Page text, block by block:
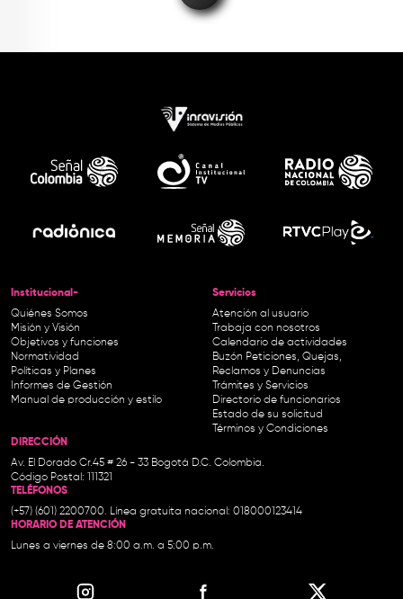
Institucional-
Quiénes Somos
Misión y Visión
Objetivos y funciones
Normatividad
Políticas y Planes
Informes de Gestión
Manual de producción y estilo
Servicios
Atención al usuario
Trabaja con nosotros
Calendario de actividades
Buzón Peticiones, Quejas,
Reclamos y Denuncias
Trámites y Servicios
Directorio de funcionarios
Estado de su solicitud
Términos y Condiciones
DIRECCIÓN
Av. El Dorado Cr.45 # 26 - 33 Bogotá D.C. Colombia.
Código Postal: 111321
TELÉFONOS
(+57) (601) 2200700. Línea gratuita nacional: 018000123414
HORARIO DE ATENCIÓN
Lunes a viernes de 8:00 a.m. a 5:00 p.m.